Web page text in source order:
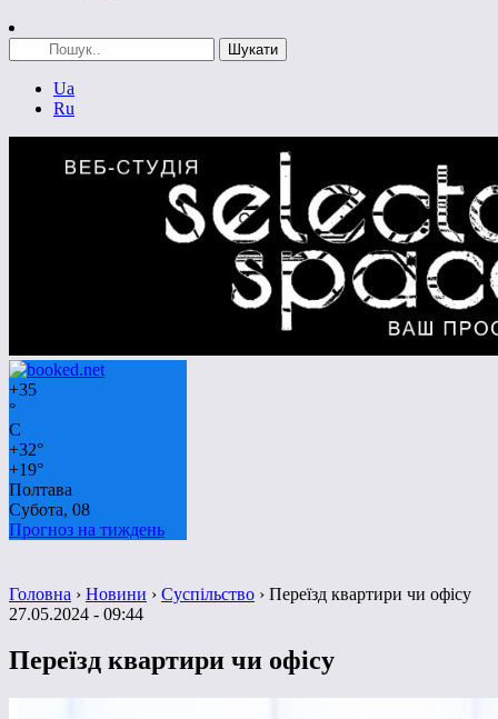
Ua
Ru
+35
°
C
+32°
+19°
Полтава
Субота, 08
Прогноз на тиждень
Головна › Новини › Суспільство › Переїзд квартири чи офісу
27.05.2024 - 09:44
Переїзд квартири чи офісу